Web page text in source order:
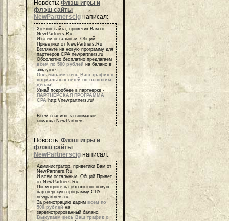
Новость:Флэш игры и
флэш сайты
NewPartnerscigнаписал:
Хозяин сайта, приветик Вам от
NewPartners.Ru
И всем остальным, Общий
Приветики от NewPartners.Ru
Взгляньте на новую программу для
партнеров СРА newpartners.ru
Обсолютно бесплатно предлагаем
всем по 500 рублей на баланс в
аккаунте.
Оплачиваем весь Ваш трафик с
социальных сетей по высоким
ценам!
Узнай подробнее в партнерке -
ПАРТНЕРСКАЯ ПРОГРАММА
СРА http://newpartners.ru/
Всем спасибо за внимание,
команда NewPartners
Новость: Флэш игры и
флэш сайты
NewPartnerscig написал:
Администратор, приветики Вам от
NewPartners.Ru
И всем остальным, Общий Привет
от NewPartners.Ru
Посмотрите на обсолютно новую
партнерскую программу СРА
newpartners.ru
За регистрацию дарим всем по
500 рублейна
зарегистрированный баланс.
Выкупаем весь Ваш трафик с